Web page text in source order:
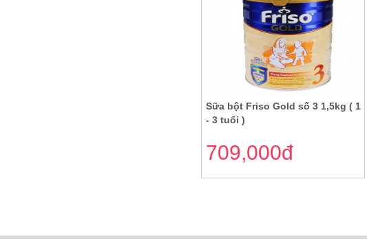
Sữa bột Friso Gold số 3 1,5kg ( 1
- 3 tuổi )
709,000đ